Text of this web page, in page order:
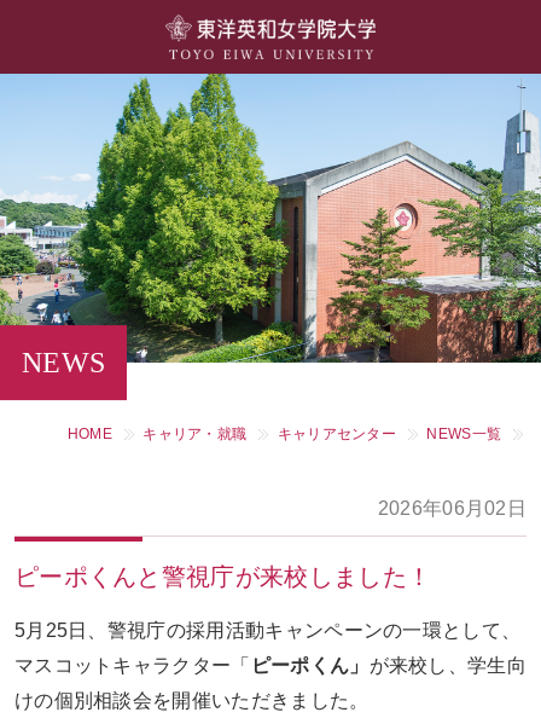
学部・学科
キャンパスライフ
留学・国際交流
キャリア・就職
NEWS
HOME キャリア・就職 キャリアセンター NEWS一覧
2026年06月02日
ピーポくんと警視庁が来校しました！
5月25日、 警視庁の採用活動キャンペーンの一環として、
マスコットキャラクター「 ピーポくん」 が来校し、学生向
けの個別相談会を開催いただきました。